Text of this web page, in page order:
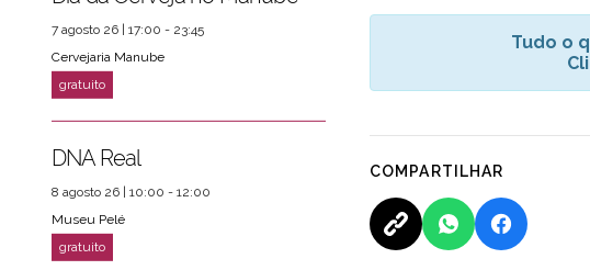
Tudo o
COMPARTILHAR
7 agosto 26 | 17:00 - 23:45
Cervejaria Manube
DNA Real
8 agosto 26 | 10:00 - 12:00
Museu Pelé